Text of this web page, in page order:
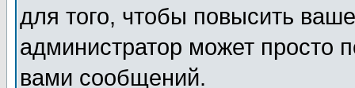
для того, чтобы повысить
администратор может просто
вами сообщений.